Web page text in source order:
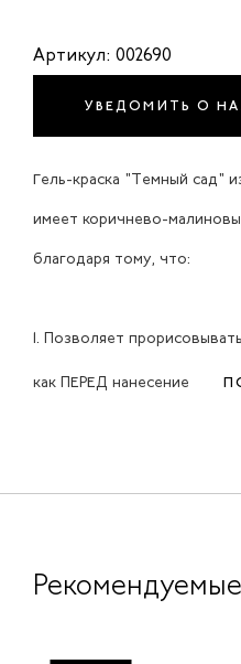
Артикул: 002690
УВЕДОМИТЬ О
Гель-краска "Темный сад"
имеет коричнево-
благодаря тому, что:
1. Позволяет
как ПЕРЕД нанесение